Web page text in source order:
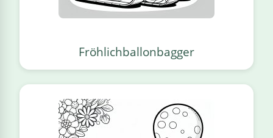
Fröhlichballonbagger